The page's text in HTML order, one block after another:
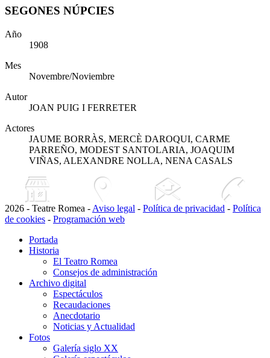
SEGONES NÚPCIES
Año
1908
Mes
Novembre/Noviembre
Autor
JOAN PUIG I FERRETER
Actores
JAUME BORRÀS, MERCÈ DAROQUI, CARME
PARREÑO, MODEST SANTOLARIA, JOAQUIM
VIÑAS, ALEXANDRE NOLLA, NENA CASALS
2026 - Teatre Romea - Aviso legal - Política de privacidad - Política
de cookies - Programación web
Portada
Historia
El Teatro Romea
Consejos de administración
Archivo digital
Espectáculos
Recaudaciones
Anecdotario
Noticias y Actualidad
Fotos
Galería siglo XX